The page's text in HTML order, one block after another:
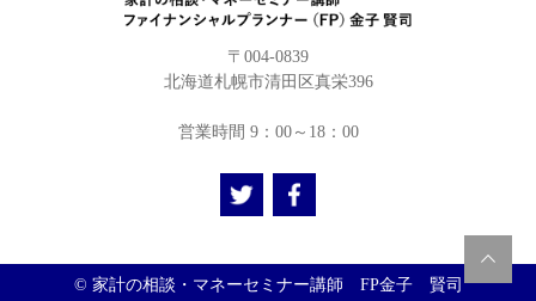
〒004-0839
北海道札幌市清田区真栄396
営業時間 9：00～18：00
© 家計の相談・マネーセミナー講師 FP金子 賢司